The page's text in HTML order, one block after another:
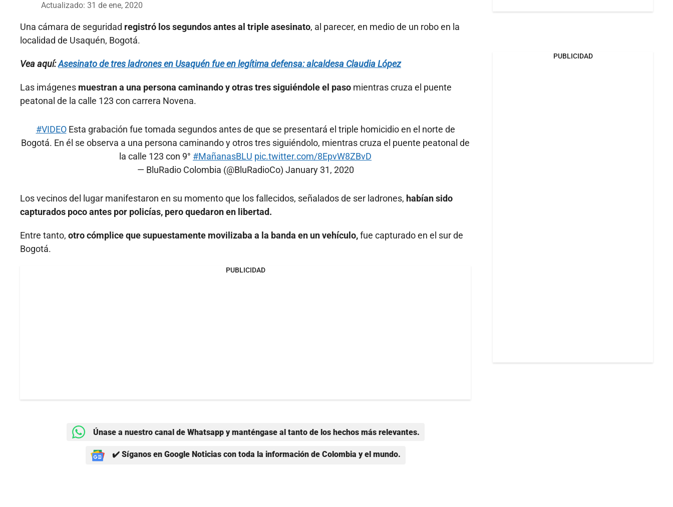
Actualizado: 31 de ene, 2020
Una cámara de seguridad registró los segundos antes al triple asesinato, al parecer, en medio de un robo en la
localidad de Usaquén, Bogotá.
Vea aquí:Asesinato de tres ladrones en Usaquén fue en legítima defensa: alcaldesa Claudia López
Las imágenes muestran a una persona caminando y otras tres siguiéndole el paso mientras cruza el puente
peatonal de la calle 123 con carrera Novena.
#VIDEOEsta grabación fue tomada segundos antes de que se presentará el triple homicidio en el norte de
Bogotá. En él se observa a una persona caminando y otros tres siguiéndolo, mientras cruza el puente peatonal de
la calle 123 con 9° #MañanasBLU pic.twitter.com/8EpvW8ZBvD
— BluRadio Colombia (@BluRadioCo) January 31, 2020
Los vecinos del lugar manifestaron en su momento que los fallecidos, señalados de ser ladrones, habían sido
capturados poco antes por policías, pero quedaron en libertad.
Entre tanto, otro cómplice que supuestamente movilizaba a la banda en un vehículo,fue capturado en el sur de
Bogotá.
PUBLICIDAD
Únase a nuestro canal de Whatsapp y manténgase al tanto de los hechos más relevantes.
✔️ Síganos en Google Noticias con toda la información de Colombia y el mundo.
PUBLICIDAD